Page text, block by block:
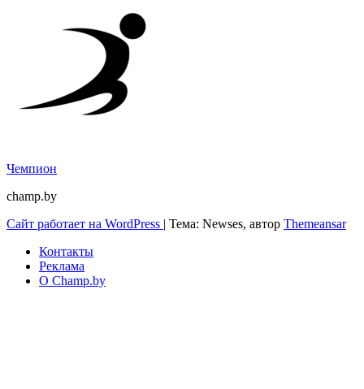
Чемпион
champ.by
Сайт работает на WordPress | Тема: Newses, автор Themeansar
Контакты
Реклама
О Champ.by